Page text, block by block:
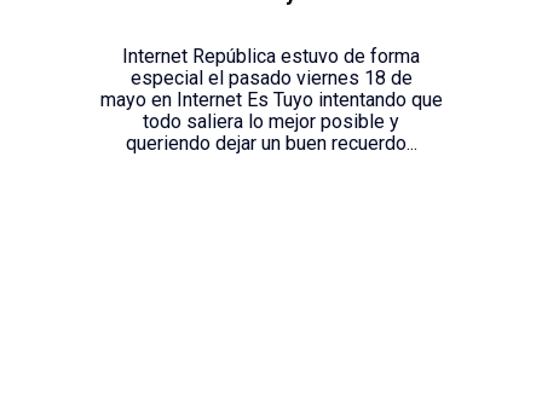
Internet República estuvo de forma
especial el pasado viernes 18 de
mayo en Internet Es Tuyo intentando que
todo saliera lo mejor posible y
queriendo dejar un buen recuerdo...